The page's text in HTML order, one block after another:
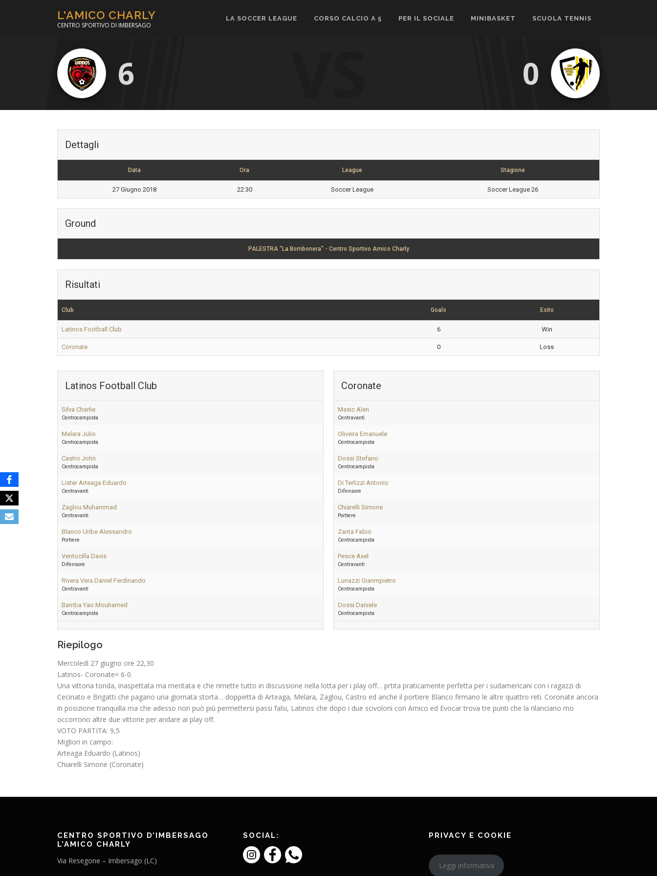
L'AMICO CHARLY
CENTRO SPORTIVO DI IMBERSAGO
LA SOCCER LEAGUE CORSO CALCIO A 5 PER IL SOCIALE MINIBASKET SCUOLA TENNIS
6 0
Dettagli
Data Ora League Stagione
27 Giugno 2018 22:30 Soccer League Soccer League 26
Ground
PALESTRA "La Bombonera" - Centro Sportivo Amico Charly
Risultati
Club Goals Esito
Latinos Football Club 6 Win
Coronate 0 Loss
Latinos Football Club
Silva Charlie
Centrocampista
Melara Julio
Centrocampista
Castro John
Centrocampista
Lister Arteaga Eduardo
Centravanti
Zaglou Muhammad
Centravanti
Blanco Uribe Alessandro
Portiere
Ventocilla Davis
Difensore
Rivera Vera Daniel Ferdinando
Centravanti
Bamba Yao Mouhamed
Centrocampista
Coronate
Masic Alen
Centravanti
Oliveira Emanuele
Centrocampista
Dossi Stefano
Centrocampista
Di Terlizzi Antonio
Difensore
Chiarelli Simone
Portiere
Zanta Fabio
Centrocampista
Pesce Axel
Centravanti
Lunazzi Gianmpietro
Centrocampista
Dossi Daniele
Centrocampista
Riepilogo
Mercoledì 27 giugno ore 22,30
Latinos- Coronate= 6-0
Una vittoria tonda, inaspettata ma meritata e che rimette tutto in discussione nella lotta per i play off… prtita praticamente perfetta per i sudamericani con i ragazzi di
Cecinato e Brigatti che pagano una giornata storta… doppietta di Arteaga, Melara, Zaglou, Castro ed anche il portiere Blanco firmano le altre quattro reti. Coronate ancora
in posizione tranquilla ma che adesso non può più permettersi passi falsi, Latinos che dopo i due scivoloni con Amico ed Evocar trova tre punti che la rilanciano mo
occorrono altre due vittorie per andare ai play off.
VOTO PARTITA: 9,5
Migliori in campo:
Arteaga Eduardo (Latinos)
Chiarelli Simone (Coronate)
CENTRO SPORTIVO D’IMBERSAGO
L’AMICO CHARLY
Via Resegone – Imbersago (LC)
SOCIAL: PRIVACY E COOKIE
Leggi informativa